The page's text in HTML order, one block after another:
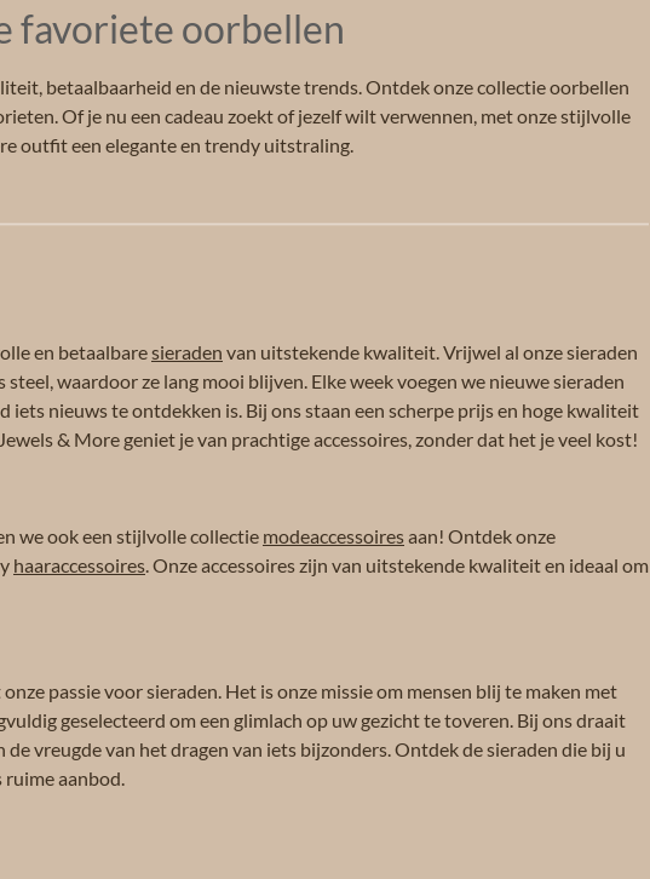
favoriete oorbellen
betaalbaarheid en de nieuwste trends. Ontdek onze collectie oorbellen
Of je nu een cadeau zoekt of jezelf wilt verwennen, met onze stijlvolle
outfit een elegante en trendy uitstraling.
en betaalbaresieraden van uitstekende kwaliteit. Vrijwel al onze sieraden
waardoor ze lang mooi blijven. Elke week voegen we nieuwe sieraden
iets nieuws te ontdekken is. Bij ons staan een scherpe prijs en hoge kwaliteit
& More geniet je van prachtige accessoires, zonder dat het je veel kost!
we ook een stijlvolle collectie modeaccessoiresaan! Ontdek onze
haaraccessoires. Onze accessoires zijn van uitstekende kwaliteit en ideaal om
passie voor sieraden. Het is onze missie om mensen blij te maken met
geselecteerd om een glimlach op uw gezicht te toveren. Bij ons draait
vreugde van het dragen van iets bijzonders. Ontdek de sieraden die bij u
ruime aanbod.